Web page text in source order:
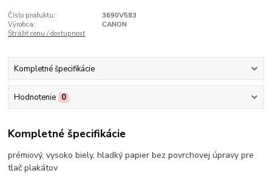
Číslo produktu:
3690V583
Výrobca:
CANON
Strážiť cenu / dostupnosť
Kompletné špecifikácie
Hodnotenie 0
Kompletné špecifikácie
prémiový, vysoko biely, hladký papier bez povrchovej úpravy pre
tlač plakátov